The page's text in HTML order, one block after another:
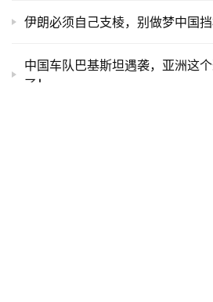
伊朗必须自己支棱，别做梦中国挡
中国车队巴基斯坦遇袭，亚洲这
了！